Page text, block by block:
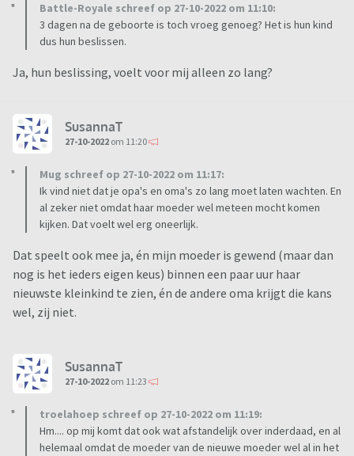
Battle-Royale schreef op 27-10-2022 om 11:10:
3 dagen na de geboorte is toch vroeg genoeg? Het is hun kind
dus hun beslissen.
Ja, hun beslissing, voelt voor mij alleen zo lang?
SusannaT
27-10-2022 om 11:20
Mug schreef op 27-10-2022 om 11:17:
Ik vind niet dat je opa's en oma's zo lang moet laten wachten. En
al zeker niet omdat haar moeder wel meteen mocht komen
kijken. Dat voelt wel erg oneerlijk.
Dat speelt ook mee ja, én mijn moeder is gewend (maar dan
nog is het ieders eigen keus) binnen een paar uur haar
nieuwste kleinkind te zien, én de andere oma krijgt die kans
wel, zij niet.
SusannaT
27-10-2022 om 11:23
troelahoep schreef op 27-10-2022 om 11:19:
Hm.... op mij komt dat ook wat afstandelijk over inderdaad, en al
helemaal omdat de moeder van de nieuwe moeder wel al in het